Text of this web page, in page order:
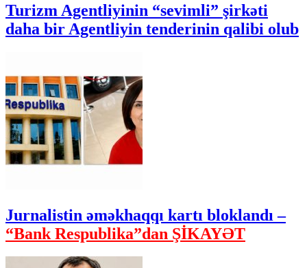
Turizm Agentliyinin “sevimli” şirkəti
daha bir Agentliyin tenderinin qalibi olub
Jurnalistin əməkhaqqı kartı bloklandı –
“Bank Respublika”dan ŞİKAYƏT